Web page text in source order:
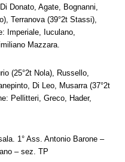
Donato, Agate, Bognanni,
Terranova (39°2t Stassi),
Imperiale, Iuculano,
Mazzara.
(25°2t Nola), Russello,
Di Leo, Musarra (37°2t
Pellitteri, Greco, Hader,
1° Ass. Antonio Barone –
– sez. TP